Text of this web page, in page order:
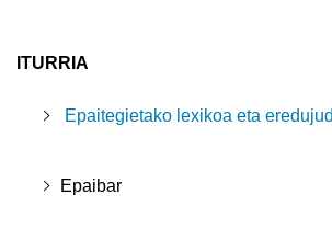
ITURRIA
Epaitegietako lexikoa eta
Epaibar